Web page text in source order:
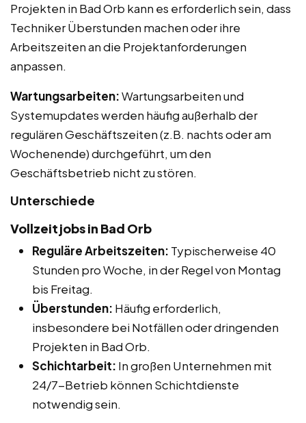
Projekten in Bad Orb kann es erforderlich sein, dass
Techniker Überstunden machen oder ihre
Arbeitszeiten an die Projektanforderungen
anpassen.
Wartungsarbeiten:Wartungsarbeiten und
Systemupdates werden häufig außerhalb der
regulären Geschäftszeiten (z.B. nachts oder am
Wochenende) durchgeführt, um den
Geschäftsbetrieb nicht zu stören.
Unterschiede
Vollzeitjobs in Bad Orb
Reguläre Arbeitszeiten: Typischerweise 40
Stunden pro Woche, in der Regel von Montag
bis Freitag.
Überstunden: Häufig erforderlich,
insbesondere bei Notfällen oder dringenden
Projekten in Bad Orb.
Schichtarbeit: In großen Unternehmen mit
24/7-Betrieb können Schichtdienste
notwendig sein.